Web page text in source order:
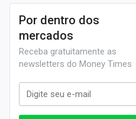
Por dentro dos
mercados
Receba gratuitamente as
newsletters do Money Times